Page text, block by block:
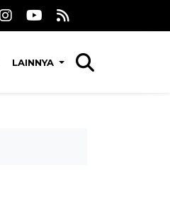
LAINNYA